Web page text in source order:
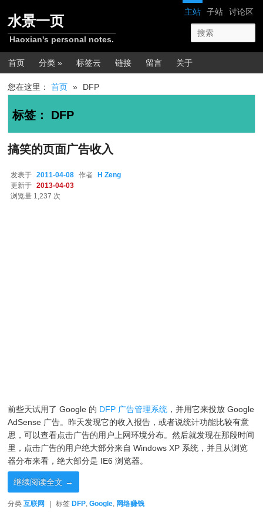
网站导航
主站 子站 讨论区
水景一页
Haoxian's personal notes.
主菜单
首页 分类 » 标签云 链接 留言 关于
您在这里：首页 » DFP
标签： DFP
搞笑的页面广告收入
发表于 2011-04-08 作者
H Zeng
更新于
2013-04-03
浏览量 1,237 次
前些天试用了 Google 的 DFP 广告管理系统 ，并用它来投放 Google
AdSense 广告。昨天发现它的收入报告，或者说统计功能比较有意
思，可以查看点击广告的用户上网环境分布。然后就发现在那段时间
里，点击广告的用户绝大部分来自 Windows XP 系统，并且从浏览
器分布来看，绝大部分是 IE6 浏览器。
继续阅读全文 →
分类 互联网 标签 DFP,Google, 网络赚钱